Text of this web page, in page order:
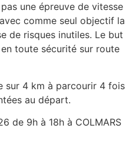
une épreuve de vitesse
comme seul objectif la
de risques inutiles. Le but
toute sécurité sur route
sur 4 km à parcourir 4 fois
au départ.
de 9h à 18h à COLMARS